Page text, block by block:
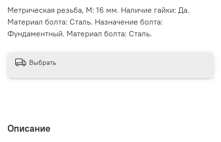
Метрическая резьба, М: 16 мм. Наличие гайки: Да.
Материал болта: Сталь. Назначение болта:
Фундаментный. Материал болта: Сталь.
Выбрать
Описание